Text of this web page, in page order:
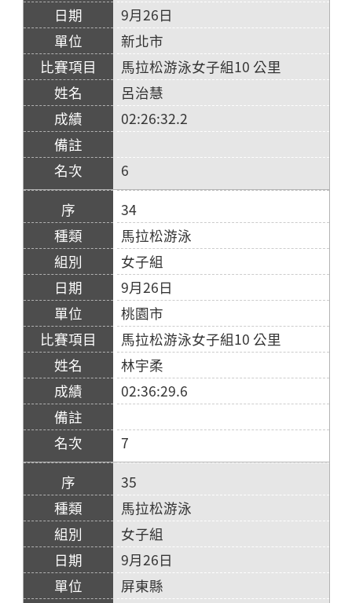
9月26日
新北市
馬拉松游泳女子組10 公里
呂治慧
02:26:32.2
6
34
馬拉松游泳
女子組
9月26日
桃園市
馬拉松游泳女子組10 公里
林宇柔
02:36:29.6
7
35
馬拉松游泳
女子組
9月26日
屏東縣